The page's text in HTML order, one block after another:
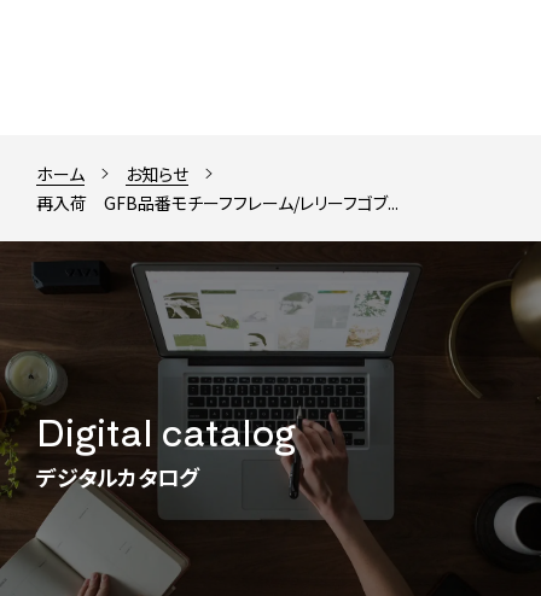
ホーム
お知らせ
再入荷 GFB品番モチーフフレーム/レリーフゴブ...
Digital catalog
デジタルカタログ